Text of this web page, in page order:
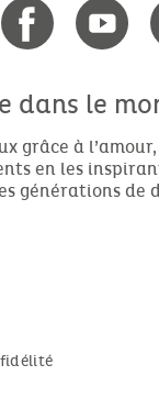
dans le
grâce à
en les
générations de